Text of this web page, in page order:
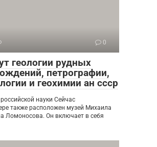
0
геологии рудных
петрографии,
и геохимии ан ссср
науки Сейчас
также расположен музей Михаила
Ломоносова. Он включает в себя